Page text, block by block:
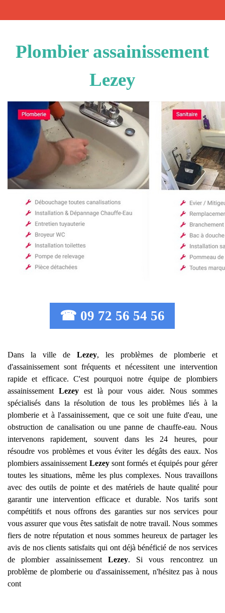
Plombier assainissement
Lezey
☎ 09 72 56 54 56
Dans la ville de Lezey, les problèmes de plomberie et
d'assainissement sont fréquents et nécessitent une intervention
rapide et efficace. C'est pourquoi notre équipe de plombiers
assainissement Lezeyest là pour vous aider. Nous sommes
spécialisés dans la résolution de tous les problèmes liés à la
plomberie et à l'assainissement, que ce soit une fuite d'eau, une
obstruction de canalisation ou une panne de chauffe-eau. Nous
intervenons rapidement, souvent dans les 24 heures, pour
résoudre vos problèmes et vous éviter les dégâts des eaux. Nos
plombiers assainissement Lezeysont formés et équipés pour gérer
toutes les situations, même les plus complexes. Nous travaillons
avec des outils de pointe et des matériels de haute qualité pour
garantir une intervention efficace et durable. Nos tarifs sont
compétitifs et nous offrons des garanties sur nos services pour
vous assurer que vous êtes satisfait de notre travail. Nous sommes
fiers de notre réputation et nous sommes heureux de partager les
avis de nos clients satisfaits qui ont déjà bénéficié de nos services
de plombier assainissement Lezey. Si vous rencontrez un
problème de plomberie ou d'assainissement, n'hésitez pas à nous
cont